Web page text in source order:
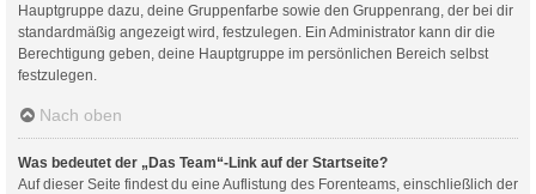
Hauptgruppe dazu, deine Gruppenfarbe sowie den Gruppenrang, der bei dir
standardmäßig angezeigt wird, festzulegen. Ein Administrator kann dir die
Berechtigung geben, deine Hauptgruppe im persönlichen Bereich selbst
festzulegen.
Nach oben
Was bedeutet der „Das Team“-Link auf der Startseite?
Auf dieser Seite findest du eine Auflistung des Forenteams, einschließlich der